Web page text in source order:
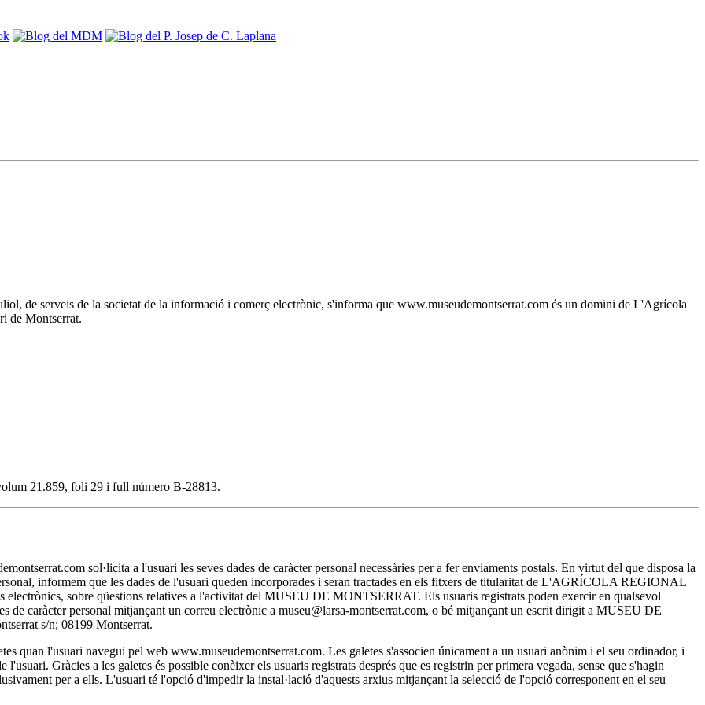
de serveis de la societat de la informació i comerç electrònic, s'informa que www.museudemontserrat.com és un domini de L'Agrícola
de Montserrat.
21.859, foli 29 i full número B-28813.
sol·licita a l'usuari les seves dades de caràcter personal necessàries per a fer enviaments postals. En virtut del que disposa la
informem que les dades de l'usuari queden incorporades i seran tractades en els fitxers de titularitat de L'AGRÍCOLA REGIONAL
sobre qüestions relatives a l'activitat del MUSEU DE MONTSERRAT. Els usuaris registrats poden exercir en qualsevol
de caràcter personal mitjançant un correu electrònic a museu@larsa-montserrat.com, o bé mitjançant un escrit dirigit a MUSEU DE
s/n; 08199 Montserrat.
l'usuari navegui pel web www.museudemontserrat.com. Les galetes s'associen únicament a un usuari anònim i el seu ordinador, i
Gràcies a les galetes és possible conèixer els usuaris registrats després que es registrin per primera vegada, sense que s'hagin
per a ells. L'usuari té l'opció d'impedir la instal·lació d'aquests arxius mitjançant la selecció de l'opció corresponent en el seu